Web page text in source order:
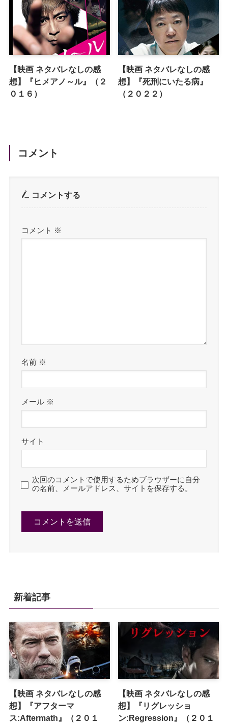
【映画 ネタバレなしの感
想】『ヒメアノ～ル』（２
０１６）
【映画 ネタバレなしの感
想】『死刑にいたる病』
（２０２２）
コメント
コメントする
コメント ※
名前 ※
メール ※
サイト
次回のコメントで使用するためブラウザーに自分
の名前、メールアドレス、サイトを保存する。
新着記事
【映画 ネタバレなしの感
想】『アフターマ
ス:Aftermath』（２０１
【映画 ネタバレなしの感
想】『リグレッショ
ン:Regression』（２０１